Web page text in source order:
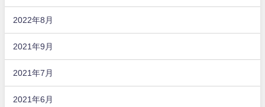
2022年8月
2021年9月
2021年7月
2021年6月